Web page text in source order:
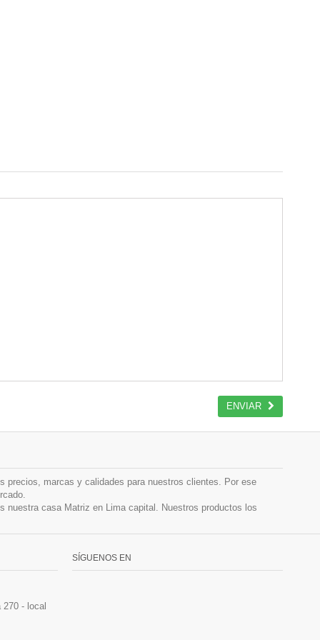
ENVIAR
precios, marcas y calidades para nuestros clientes. Por ese
nuestra casa Matriz en Lima capital. Nuestros productos los
- local
SÍGUENOS EN